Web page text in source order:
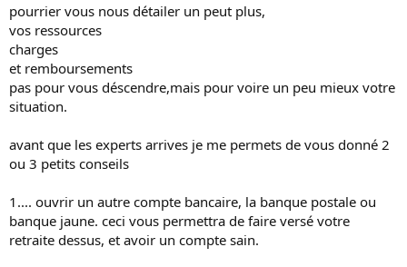
pourrier vous nous détailer un peut plus,
vos ressources
charges
et remboursements
pas pour vous déscendre,mais pour voire un peu mieux votre
situation.
avant que les experts arrives je me permets de vous donné 2
ou 3 petits conseils
1.... ouvrir un autre compte bancaire, la banque postale ou
banque jaune. ceci vous permettra de faire versé votre
retraite dessus, et avoir un compte sain.